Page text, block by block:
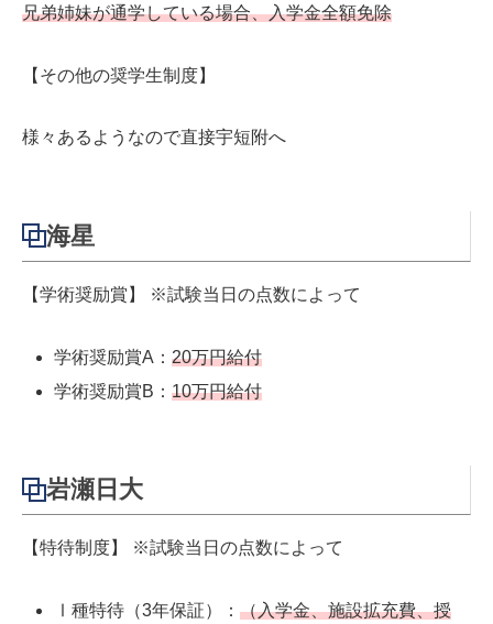
兄弟姉妹が通学している場合、入学金全額免除
【その他の奨学生制度】
様々あるようなので直接宇短附へ
海星
【学術奨励賞】 ※試験当日の点数によって
学術奨励賞A：20万円給付
学術奨励賞B：10万円給付
岩瀬日大
【特待制度】 ※試験当日の点数によって
Ⅰ種特待（3年保証）：（入学金、施設拡充費、授